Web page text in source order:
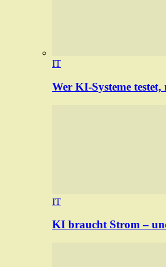
IT
Wer KI-Systeme
IT
KI braucht Strom –